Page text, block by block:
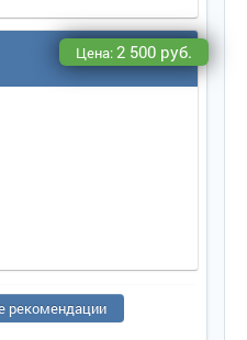
Цена:2 500 руб.
рекомендации